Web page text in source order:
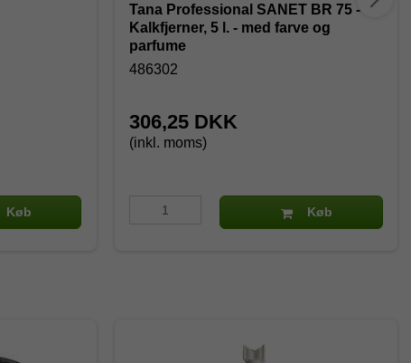
Køb
Tana Professional SANET BR 75 -
Kalkfjerner, 5 l. - med farve og
parfume
486302
306,25 DKK
(inkl. moms)
Køb